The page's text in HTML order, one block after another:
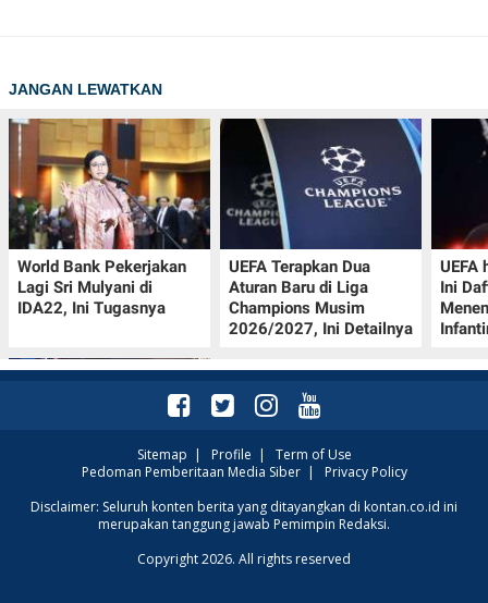
JANGAN LEWATKAN
World Bank Pekerjakan
Lagi Sri Mulyani di
IDA22, Ini Tugasnya
UEFA Terapkan Dua
Aturan Baru di Liga
Champions Musim
2026/2027, Ini Detailnya
UEFA
Ini
Jadwal Perempat Final
GOTF MLBB 2026: ONIC
Amankan Semifinal
Sitemap | Profile | Term of Use
Pedoman Pemberitaan Media Siber| Privacy Policy
Disclaimer: Seluruh konten berita yang ditayangkan di kontan.co.id ini
merupakan tanggung jawab Pemimpin Redaksi.
Copyright 2026. All rights reserved